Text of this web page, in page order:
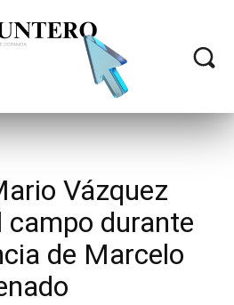
Vázquez
campo durante
de Marcelo